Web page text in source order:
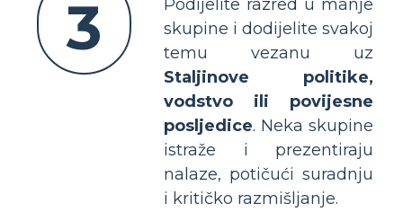
3
Podijelite razred u manje
skupine i dodijelite svakoj
temu vezanu uz
Staljinove politike,
vodstvo ili povijesne
posljedice. Neka skupine
istraže i prezentiraju
nalaze, potičući suradnju
i kritičko razmišljanje.